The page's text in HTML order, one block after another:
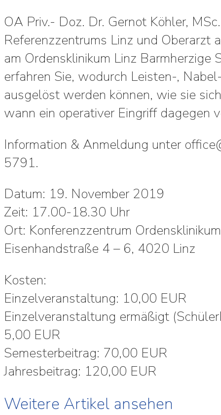
OA Priv.- Doz. Dr. Gernot Köhler,
Referenzzentrums Linz und Oberarzt
am Ordensklinikum Linz Barmherzige
erfahren Sie, wodurch Leisten-,
ausgelöst werden können, wie sie
wann ein operativer Eingriff dagegen
Information & Anmeldung unter
5791.
Datum: 19. November 2019
Zeit: 17.00-18.30 Uhr
Ort: Konferenzzentrum
Eisenhandstraße 4 – 6, 4020 Linz
Kosten:
Einzelveranstaltung: 10,00 EUR
Einzelveranstaltung ermäßigt
5,00 EUR
Semesterbeitrag: 70,00 EUR
Jahresbeitrag: 120,00 EUR
Weitere Artikel ansehen